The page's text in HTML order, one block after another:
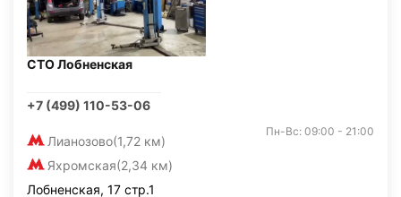
СТО Лобненская
+7 (499) 110-53-06
Лианозово(1,72 км)
Яхромская(2,34 км)
Пн-Вс: 09:00 - 21:00
Лобненская, 17 стр.1